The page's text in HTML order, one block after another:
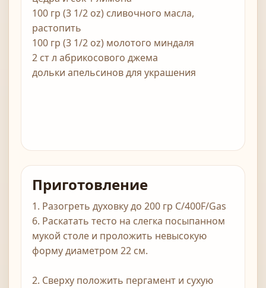
100 гр (3 1/2 oz) сливочного масла,
растопить
100 гр (3 1/2 oz) молотого миндаля
2 ст л абрикосового джема
дольки апельсинов для украшения
Приготовление
1. Разогреть духовку до 200 гр С/400F/Gas
6. Раскатать тесто на слегка посыпанном
мукой столе и проложить невысокую
форму диаметром 22 см.
2. Сверху положить пергамент и сухую